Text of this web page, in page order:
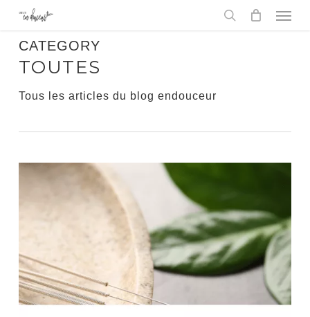
Skip
main
content
CATEGORY
TOUTES
Tous les articles du blog endouceur